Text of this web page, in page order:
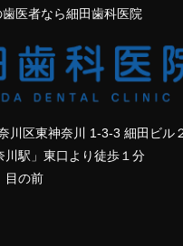
医者なら細田歯科医院
区東神奈川 1-3-3 細田ビル
川駅」東口より徒歩１分
目の前